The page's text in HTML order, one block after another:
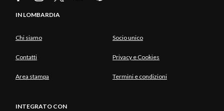
IN LOMBARDIA
Chi siamo Socio unico
Contatti Privacy e Cookies
Area stampa Termini e condizioni
INTEGRATO CON